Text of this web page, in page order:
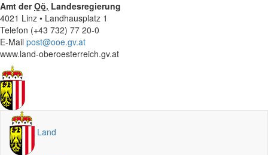
Amt derOö. Landesregierung
4021 Linz • Landhausplatz 1
Telefon (+43 732) 77 20-0
E-Mail post@ooe.gv.at
www.land-oberoesterreich.gv.at
Land